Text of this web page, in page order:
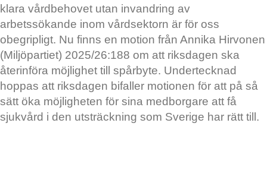
klara vårdbehovet utan invandring av
arbetssökande inom vårdsektorn är för oss
obegripligt. Nu finns en motion från Annika Hirvonen
(Miljöpartiet) 2025/26:188 om att riksdagen ska
återinföra möjlighet till spårbyte. Undertecknad
hoppas att riksdagen bifaller motionen för att på så
sätt öka möjligheten för sina medborgare att få
sjukvård i den utsträckning som Sverige har rätt till.